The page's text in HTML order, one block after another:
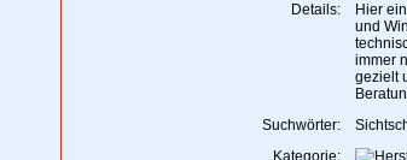
Details:
Hier
und
immer
gezielt
Suchwörter:
Kategorie: